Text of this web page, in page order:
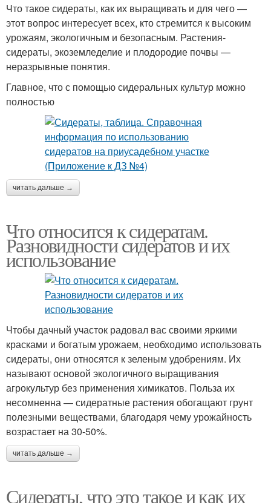
Что такое сидераты, как их выращивать и для чего —
этот вопрос интересует всех, кто стремится к высоким
урожаям, экологичным и безопасным. Растения-
сидераты, экоземледелие и плодородие почвы —
неразрывные понятия.
Главное, что с помощью сидеральных культур можно
полностью
читать дальше →
Что относится к сидератам.
Разновидности сидератов и их
использование
Чтобы дачный участок радовал вас своими яркими
красками и богатым урожаем, необходимо использовать
сидераты, они относятся к зеленым удобрениям. Их
называют основой экологичного выращивания
агрокультур без применения химикатов. Польза их
несомненна — сидератные растения обогащают грунт
полезными веществами, благодаря чему урожайность
возрастает на 30-50%.
читать дальше →
Сидераты, что это такое и как их